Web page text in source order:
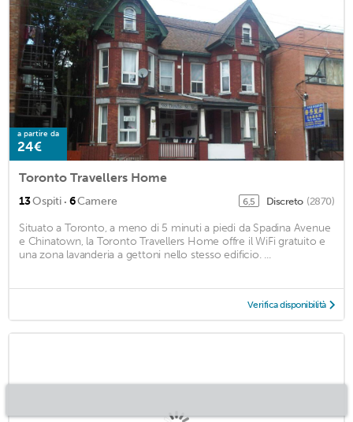
a partire da
24€
Toronto Travellers Home
13Ospiti · 6Camere 6,5 Discreto (2870)
Situato a Toronto, a meno di 5 minuti a piedi da Spadina Avenue
e Chinatown, la Toronto Travellers Home offre il WiFi gratuito e
una zona lavanderia a gettoni nello stesso edificio. ...
Verifica disponibilità